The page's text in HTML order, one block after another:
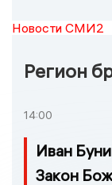
Новости СМИ2
Регион
14:00
Иван
Закон